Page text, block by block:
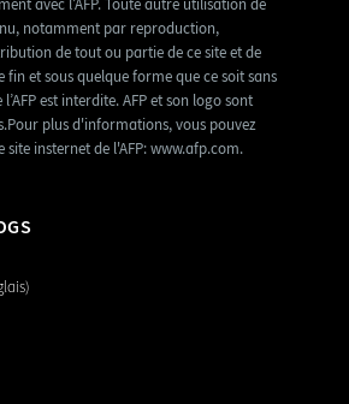
avec l’AFP. Toute autre utilisation de
notamment par reproduction,
de tout ou partie de ce site et de
fin et sous quelque forme que ce soit sans
est interdite. AFP et son logo sont
plus d'informations, vous pouvez
site insternet de l'AFP: www.afp.com.